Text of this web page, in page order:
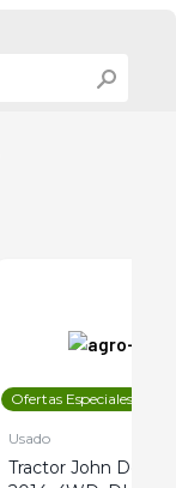
Ofertas Especiales
Usado
Tractor John Deere